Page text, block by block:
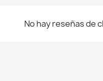
No hay reseñas de